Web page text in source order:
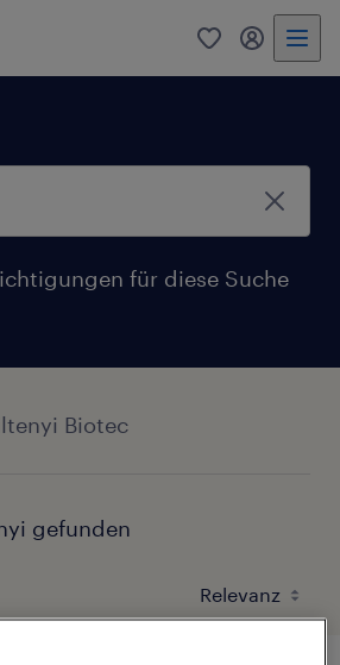
0 Mein
für diese Suche
Biotec
gefunden